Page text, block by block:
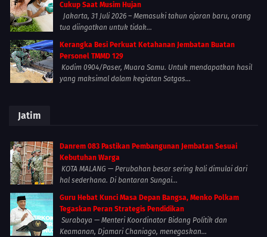
Cukup Saat Musim Hujan
Jakarta, 31 Juli 2026 – Memasuki tahun ajaran baru, orang
tua diingatkan untuk tidak...
Kerangka Besi Perkuat Ketahanan Jembatan Buatan
Personel TMMD 129
Kodim 0904/Paser, Muara Samu. Untuk mendapatkan hasil
yang maksimal dalam kegiatan Satgas...
Jatim
Danrem 083 Pastikan Pembangunan Jembatan Sesuai
Kebutuhan Warga
KOTA MALANG — Perubahan besar sering kali dimulai dari
hal sederhana. Di bantaran Sungai...
Guru Hebat Kunci Masa Depan Bangsa, Menko Polkam
Tegaskan Peran Strategis Pendidikan
Surabaya — Menteri Koordinator Bidang Politik dan
Keamanan, Djamari Chaniago, menegaskan...